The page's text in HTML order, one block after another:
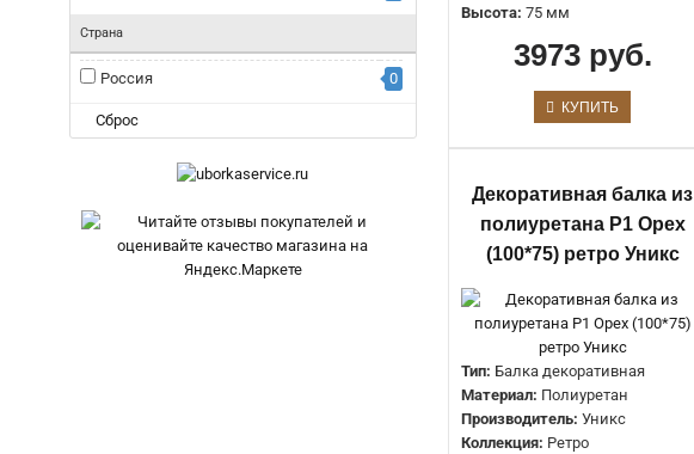
Страна
Россия 0
Сброс
Высота: 75 мм
3973 руб.
КУПИТЬ
Декоративная балка из
полиуретана Р1 Орех
(100*75) ретро Уникс
Тип: Балка декоративная
Материал: Полиуретан
Производитель: Уникс
Коллекция: Ретро